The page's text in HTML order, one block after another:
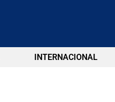
INTERNACIONAL